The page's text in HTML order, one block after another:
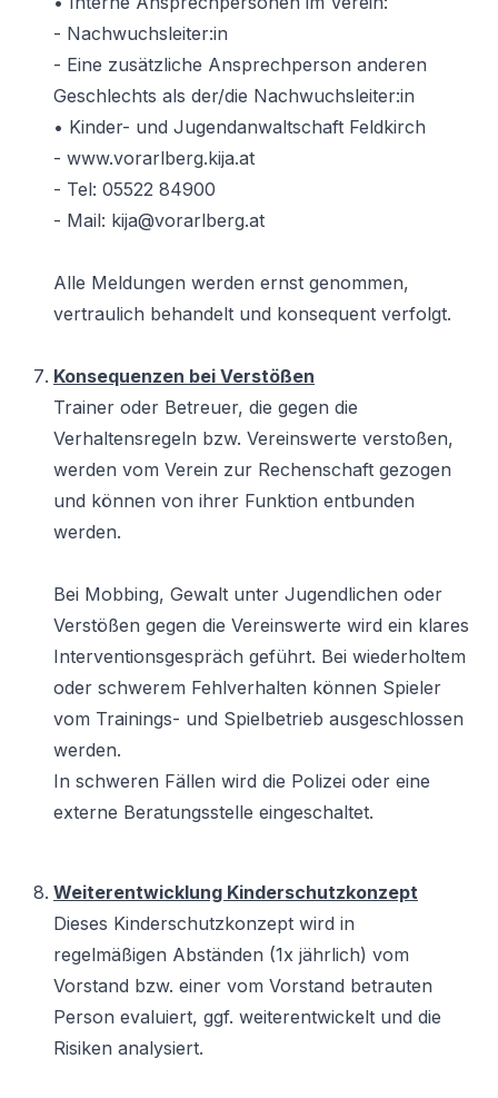
- Nachwuchsleiter:in
- Eine zusätzliche Ansprechperson anderen
Geschlechts als der/die Nachwuchsleiter:in
• Kinder- und Jugendanwaltschaft Feldkirch
- www.vorarlberg.kija.at
- Tel: 05522 84900
- Mail: kija@vorarlberg.at
Alle Meldungen werden ernst genommen,
vertraulich behandelt und konsequent verfolgt.
Konsequenzen bei Verstößen
Trainer oder Betreuer, die gegen die
Verhaltensregeln bzw. Vereinswerte verstoßen,
werden vom Verein zur Rechenschaft gezogen
und können von ihrer Funktion entbunden
werden.
Bei Mobbing, Gewalt unter Jugendlichen oder
Verstößen gegen die Vereinswerte wird ein klares
Interventionsgespräch geführt. Bei wiederholtem
oder schwerem Fehlverhalten können Spieler
vom Trainings- und Spielbetrieb ausgeschlossen
werden.
In schweren Fällen wird die Polizei oder eine
externe Beratungsstelle eingeschaltet.
Weiterentwicklung Kinderschutzkonzept
Dieses Kinderschutzkonzept wird in
regelmäßigen Abständen (1x jährlich) vom
Vorstand bzw. einer vom Vorstand betrauten
Person evaluiert, ggf. weiterentwickelt und die
Risiken analysiert.